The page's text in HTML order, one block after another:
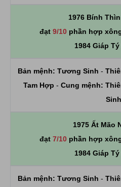
1976 Bính
đạt 9/10phần hợp
1984 Giáp
Bản mệnh: Tương Sinh -
Tam Hợp - Cung mệnh:
Sinh
1975 Ất Mão
đạt 7/10phần hợp
1984 Giáp
Bản mệnh: Tương Sinh -